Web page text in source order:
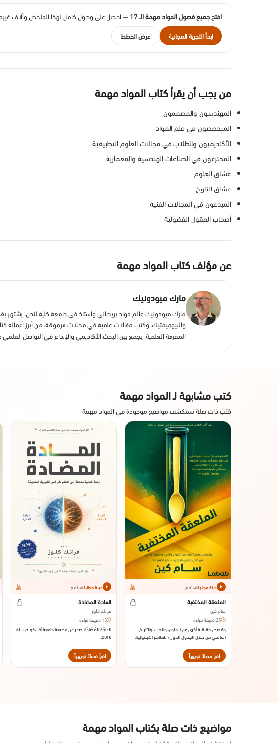
افتح جميع فصول المواد مهمة الـ 17 — احصل على وصول كامل لهذا الملخص وآلاف
ابدأ التجربة المجانية عرض الخطط
من يجب أن يقرأ كتاب المواد مهمة
المهندسون والمصممون
المتخصصون في علم المواد
الأكاديميون والطلاب في مجالات العلوم التطبيقية
المحترفون في الصناعات الهندسية والمعمارية
عشاق العلوم
عشاق التاريخ
المبدعون في المجالات الفنية
أصحاب العقول الفضولية
عن مؤلف كتاب المواد مهمة
مارك ميودونيك
مارك ميودونيك عالم مواد بريطاني وأستاذ في جامعة كلية لندن، يشتهر
والبيوميمتيك، وكتب مقالات علمية في مجلات مرموقة. من أبرز أعماله
المعرفة العلمية. يجمع بين البحث الأكاديمي والإبداع في التواصل العلمي
كتب مشابهة لـ المواد مهمة
كتب ذات صلة تستكشف مواضيع موجودة في المواد مهمة
عينة مجانيةاستمع
الملعقة المختفية
سام كين
25 دقيقة قراءة
وقصص حقيقية أخرى عن الجنون، والحب، والتاريخ
العالمي من خلال الجدول الدوري للعناصر الكيميائية.
اقرأ فصلاً تجريبياً
عينة مجانيةاستمع
المادة المضادة
فرانك كلوز
13 دقيقة قراءة
المَادّة المُضَادّة. صدر عن مطبعة جامعة أكسفورد، سنة
2018.
اقرأ فصلاً تجريبياً
مواضيع ذات صلة بكتاب المواد مهمة